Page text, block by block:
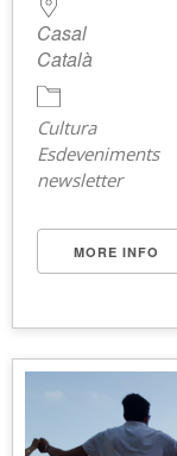
Casal
Català
Cultura
Esdeveniments
newsletter
MORE INFO